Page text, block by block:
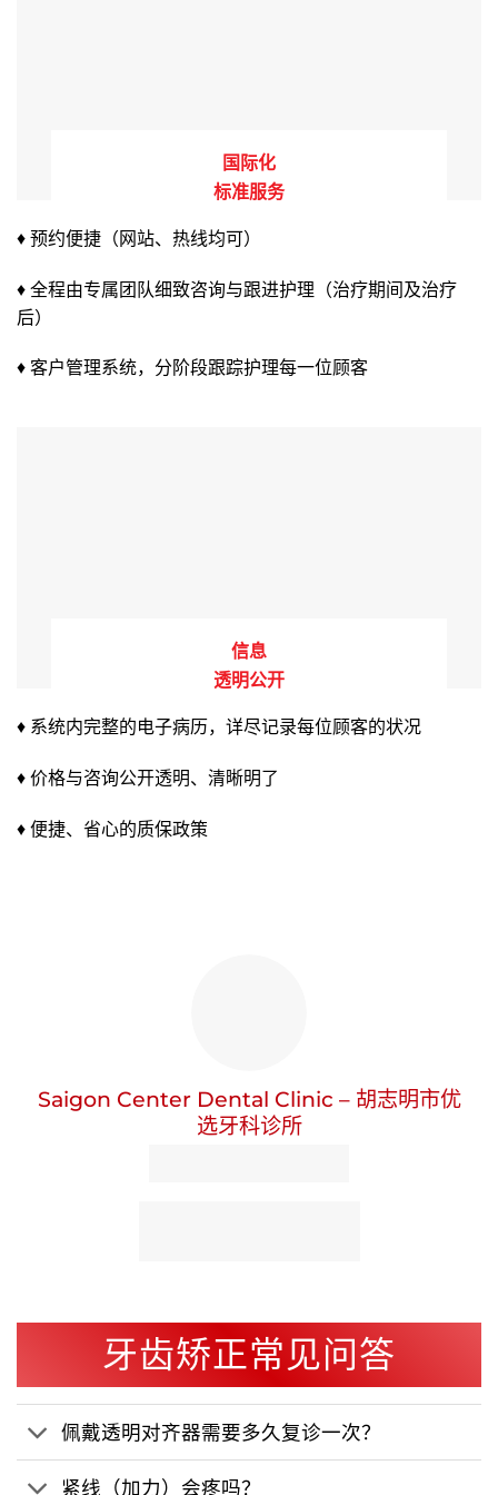
国际化
标准服务
♦ 预约便捷（网站、热线均可）
♦ 全程由专属团队细致咨询与跟进护理（治疗期间及治疗
后）
♦ 客户管理系统，分阶段跟踪护理每一位顾客
信息
透明公开
♦ 系统内完整的电子病历，详尽记录每位顾客的状况
♦ 价格与咨询公开透明、清晰明了
♦ 便捷、省心的质保政策
Saigon Center Dental Clinic – 胡志明市优
选牙科诊所
牙齿矫正常见问答
佩戴透明对齐器需要多久复诊一次？
紧线（加力）会疼吗？